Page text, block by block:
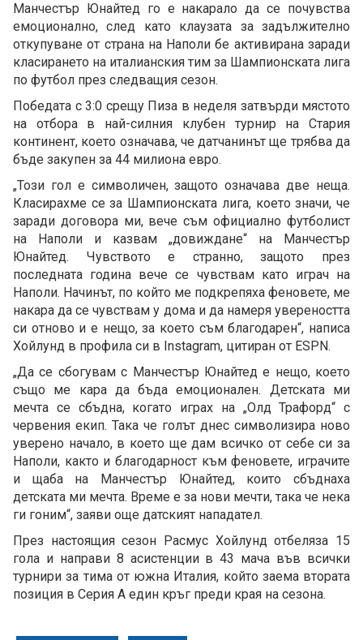
Манчестър Юнайтед го е накарало да се почувства
емоционално, след като клаузата за задължително
откупуване от страна на Наполи бе активирана заради
класирането на италианския тим за Шампионската лига
по футбол през следващия сезон.
Победата с 3:0 срещу Пиза в неделя затвърди мястото
на отбора в най-силния клубен турнир на Стария
континент, което означава, че датчанинът ще трябва да
бъде закупен за 44 милиона евро.
„Този гол е символичен, защото означава две неща.
Класирахме се за Шампионската лига, което значи, че
заради договора ми, вече съм официално футболист
на Наполи и казвам „довиждане“ на Манчестър
Юнайтед. Чувството е странно, защото през
последната година вече се чувствам като играч на
Наполи. Начинът, по който ме подкрепяха феновете, ме
накара да се чувствам у дома и да намеря увереността
си отново и е нещо, за което съм благодарен“, написа
Хойлунд в профила си в Instagram, цитиран от ESPN.
„Да се сбогувам с Манчестър Юнайтед е нещо, което
също ме кара да бъда емоционален. Детската ми
мечта се сбъдна, когато играх на „Олд Трафорд“ с
червения екип. Така че голът днес символизира ново
уверено начало, в което ще дам всичко от себе си за
Наполи, както и благодарност към феновете, играчите
и щаба на Манчестър Юнайтед, които сбъднаха
детската ми мечта. Време е за нови мечти, така че нека
ги гоним“, заяви още датският нападател.
През настоящия сезон Расмус Хойлунд отбеляза 15
гола и направи 8 асистенции в 43 мача във всички
турнири за тима от южна Италия, който заема втората
позиция в Серия А един кръг преди края на сезона.